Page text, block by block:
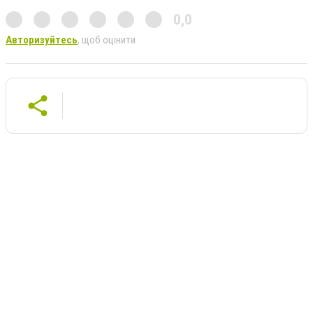
0,0
Авторизуйтесь, щоб оцінити